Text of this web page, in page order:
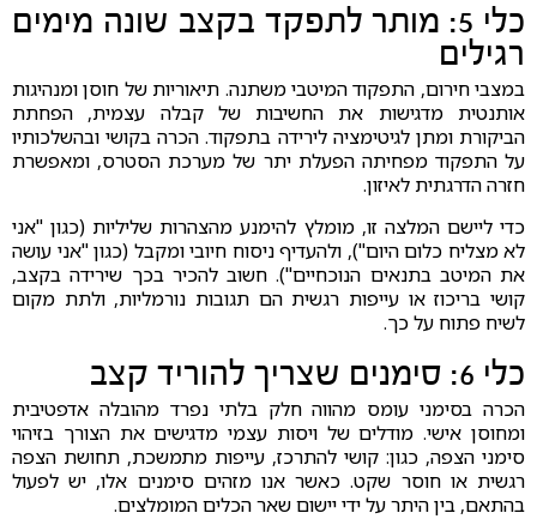
כלי 5: מותר לתפקד בקצב שונה מימים
רגילים
במצבי חירום, התפקוד המיטבי משתנה. תיאוריות של חוסן ומנהיגות
אותנטית מדגישות את החשיבות של קבלה עצמית, הפחתת
הביקורת ומתן לגיטימציה לירידה בתפקוד. הכרה בקושי ובהשלכותיו
על התפקוד מפחיתה הפעלת יתר של מערכת הסטרס, ומאפשרת
חזרה הדרגתית לאיזון.
כדי ליישם המלצה זו, מומלץ להימנע מהצהרות שליליות (כגון "אני
לא מצליח כלום היום"), ולהעדיף ניסוח חיובי ומקבל (כגון "אני עושה
את המיטב בתנאים הנוכחיים"). חשוב להכיר בכך שירידה בקצב,
קושי בריכוז או עייפות רגשית הם תגובות נורמליות, ולתת מקום
לשיח פתוח על כך.
כלי 6: סימנים שצריך להוריד קצב
הכרה בסימני עומס מהווה חלק בלתי נפרד מהובלה אדפטיבית
ומחוסן אישי. מודלים של ויסות עצמי מדגישים את הצורך בזיהוי
סימני הצפה, כגון: קושי להתרכז, עייפות מתמשכת, תחושת הצפה
רגשית או חוסר שקט. כאשר אנו מזהים סימנים אלו, יש לפעול
בהתאם, בין היתר על ידי יישום שאר הכלים המומלצים.